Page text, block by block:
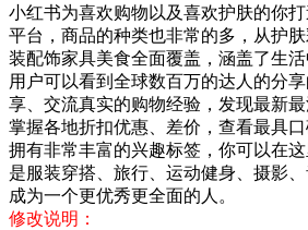
小红书为喜欢购物以及喜欢护肤的你
平台，商品的种类也非常的多，从护
装配饰家具美食全面覆盖，涵盖了生
用户可以看到全球数百万的达人的分
享、交流真实的购物经验，发现最新
掌握各地折扣优惠、差价，查看最具
拥有非常丰富的兴趣标签，你可以在
是服装穿搭、旅行、运动健身、摄影
成为一个更优秀更全面的人。
修改说明：